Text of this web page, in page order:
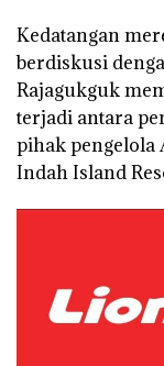
Kedatangan
berdiskusi
Rajagukguk
terjadi antara
pihak pengelola
Indah Island